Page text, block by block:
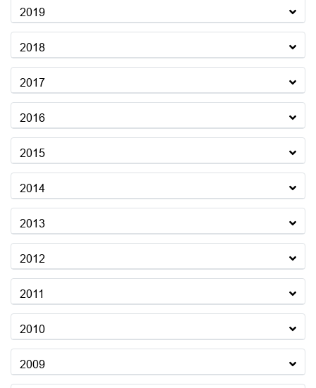
2019
2018
2017
2016
2015
2014
2013
2012
2011
2010
2009